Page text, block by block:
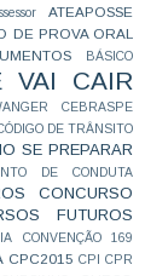
ATEAPOSSE
DE PROVA ORAL
BÁSICO
VAI CAIR
CEBRASPE
DE TRÂNSITO
SE PREPARAR
DE CONDUTA
CONCURSO
FUTUROS
CONVENÇÃO 169
CPC2015 CPI CPR